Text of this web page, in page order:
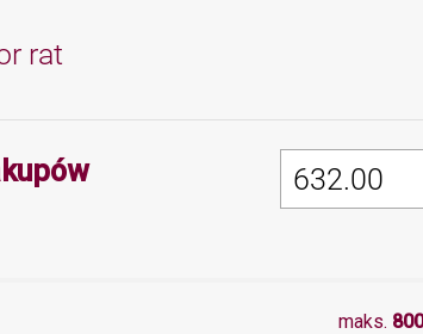
rat
Minimalna wartość 300,
maks.